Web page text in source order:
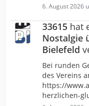
6. August 2026
33615 hat
Nostalgie
Bielefeld
Bei runden
des Vereins
https://
herzlichen-